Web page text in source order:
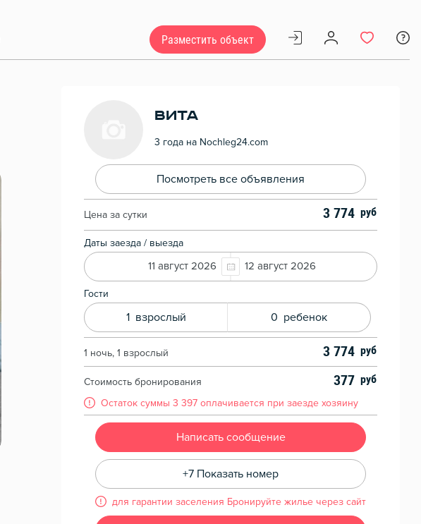
Разместить объект
Вита
3 года на Nochleg24.com
Посмотреть все объявления
Цена за сутки 3 774
Даты заезда / выезда
11 август 2026 12 август 2026
Гости
1 взрослый 0 ребенок
1 ночь, 1 взрослый 3 774
Стоимость бронирования 377
Остаток суммы 3 397 оплачивается при заезде хозяину
Написать сообщение
+7 Показать номер
для гарантии заселения Бронируйте жилье через сайт